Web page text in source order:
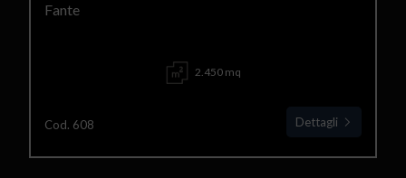
Fante
2.450 mq
Cod. 608 Dettagli